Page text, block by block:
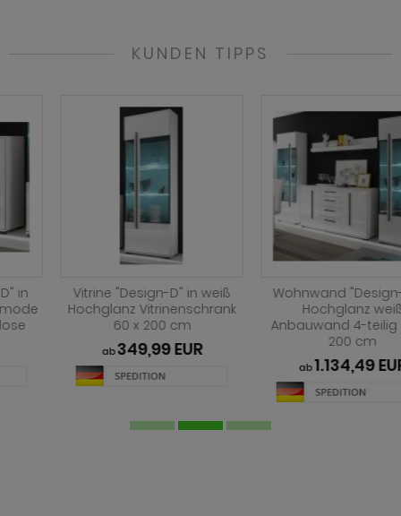
KUNDEN TIPPS
Wohnwand "Design-D" in
Hochglanz weiß
Anbauwand 4-teilig 290 x
200 cm
1.134,49 EUR
Highboard "Design-D" in
Hochglanz weiß Kommode
90 x 140 cm Anrichte
354,49 EUR